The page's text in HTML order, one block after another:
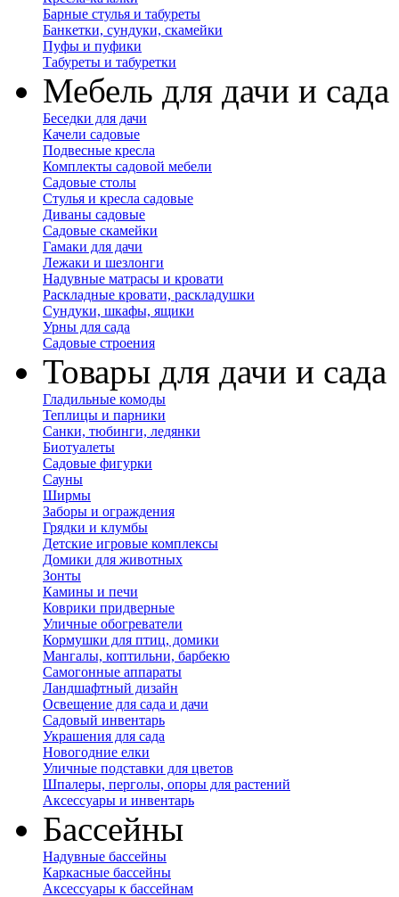
Барные стулья и табуреты
Банкетки, сундуки, скамейки
Пуфы и пуфики
Табуреты и табуретки
Мебель для дачи и сада
Беседки для дачи
Качели садовые
Подвесные кресла
Комплекты садовой мебели
Садовые столы
Стулья и кресла садовые
Диваны садовые
Садовые скамейки
Гамаки для дачи
Лежаки и шезлонги
Надувные матрасы и кровати
Раскладные кровати, раскладушки
Сундуки, шкафы, ящики
Урны для сада
Садовые строения
Товары для дачи и сада
Гладильные комоды
Теплицы и парники
Санки, тюбинги, ледянки
Биотуалеты
Садовые фигурки
Сауны
Ширмы
Заборы и ограждения
Грядки и клумбы
Детские игровые комплексы
Домики для животных
Зонты
Камины и печи
Коврики придверные
Уличные обогреватели
Кормушки для птиц, домики
Мангалы, коптильни, барбекю
Самогонные аппараты
Ландшафтный дизайн
Освещение для сада и дачи
Садовый инвентарь
Украшения для сада
Новогодние елки
Уличные подставки для цветов
Шпалеры, перголы, опоры для растений
Аксессуары и инвентарь
Бассейны
Надувные бассейны
Каркасные бассейны
Аксессуары к бассейнам